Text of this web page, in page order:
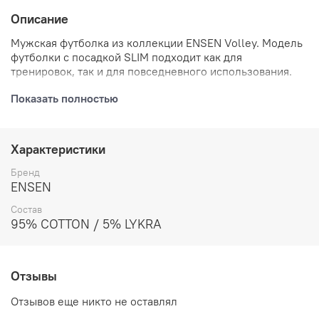
Описание
Мужская футболка из коллекции ENSEN Volley. Модель
футболки с посадкой SLIM подходит как для
тренировок, так и для повседневного использования.
ПосадкаSLIM подчеркивает естественные линии тела,
Футболка изготовлена из современного трикотажного
лайкра (8%). Благодаря наличию лайкры в составе,
футболка имеет достаточную растяжимость и
возможность возвращать первоначальную форму
футболка тактильно приятна, благодаря достаточной
движении, не натирает и не выцветает на протяжении
Показать полностью
Характеристики
Бренд
ENSEN
Состав
95% COTTON / 5% LYKRA
Отзывы
Отзывов еще никто не оставлял